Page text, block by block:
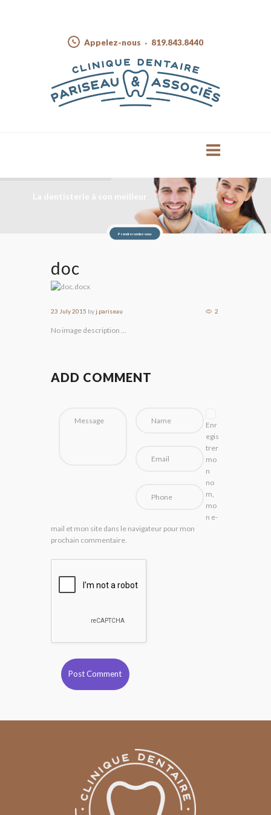
Appelez-nous 819.843.8440
Prendre rendez-vous
doc
23 July 2015 byj.pariseau 2
No image description ...
ADD COMMENT
Enr
egis
trer
mo
n
no
m,
mo
n e-
mail et mon site dans le navigateur pour mon
prochain commentaire.